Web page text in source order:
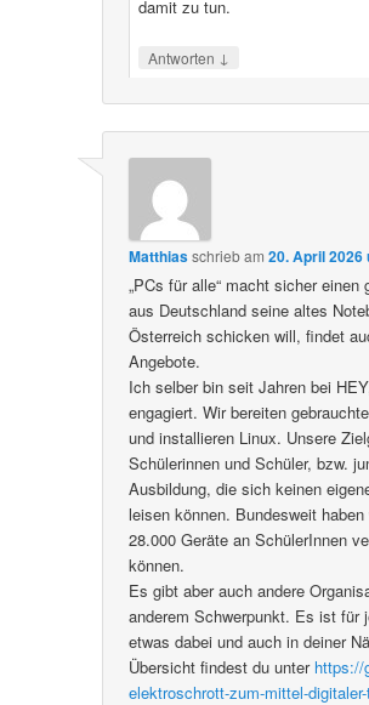
damit zu tun.
Antworten ↓
Matthiasschriebam20. April 2026
„PCs für alle“ macht sicher einen
aus Deutschland seine altes
Österreich schicken will, findet
Angebote.
Ich selber bin seit Jahren bei
engagiert. Wir bereiten
und installieren Linux. Unsere
Schülerinnen und Schüler, bzw.
Ausbildung, die sich keinen
leisen können. Bundesweit
28.000 Geräte an SchülerInnen
können.
Es gibt aber auch andere
anderem Schwerpunkt. Es ist für
etwas dabei und auch in deiner
Übersicht findest du unter https://
elektroschrott-zum-mittel-